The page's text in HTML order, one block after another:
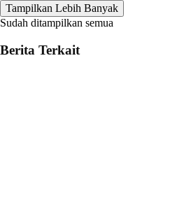
Tampilkan Lebih Banyak
Sudah ditampilkan semua
Berita Terkait